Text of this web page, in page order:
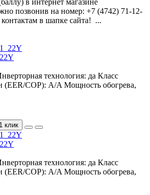
в интернет магазине
позвонив на номер: +7 (4742) 71-12-
в шапке сайта! ...
технология: да Класс
(EER/COP): A/A Мощность обогрева,
клик
технология: да Класс
(EER/COP): A/A Мощность обогрева,